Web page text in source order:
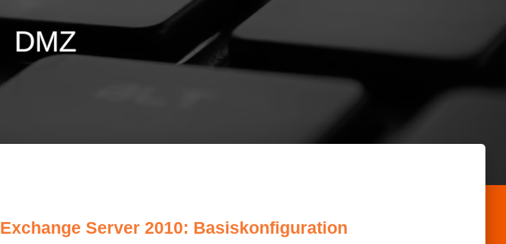
DMZ
Exchange Server 2010: Basiskonfiguration